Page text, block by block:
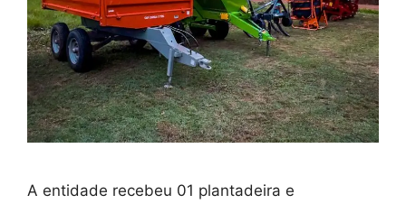
A entidade recebeu 01 plantadeira e